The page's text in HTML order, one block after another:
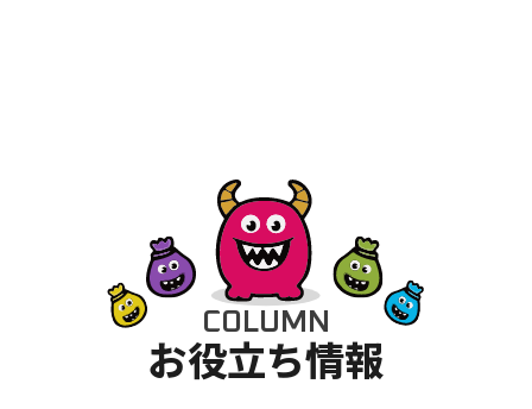
CO LU M N
お役立ち情報